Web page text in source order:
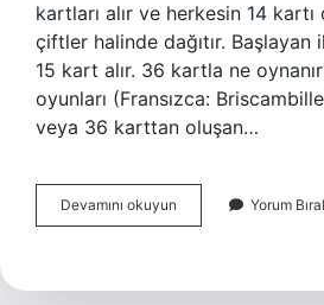
kartları alır ve herkesin 14
çiftler halinde dağıtır. Başlayan
15 kart alır. 36 kartla ne
oyunları (Fransızca:
veya 36 karttan oluşan…
Devamını okuyun
Kaç
Yorum